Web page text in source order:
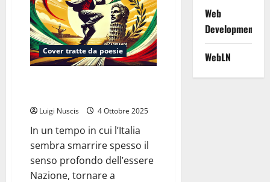
Cover tratte da poesie
Luigi Nuscis 4 Ottobre 2025
In un tempo in cui l’Italia
sembra smarrire spesso il
senso profondo dell’essere
Nazione, tornare a
Web
Development
WebLN